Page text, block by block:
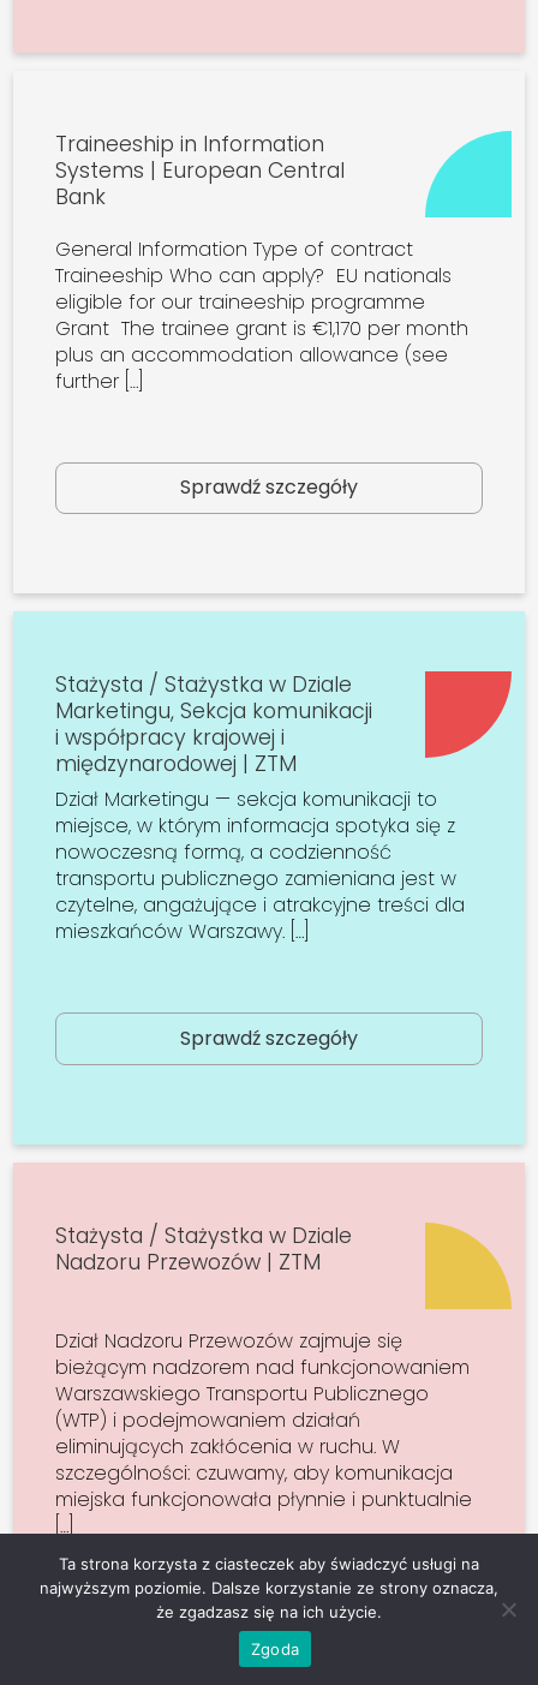
Traineeship in Information
Systems | European Central
Bank
General Information Type of contract
Traineeship Who can apply? EU nationals
eligible for our traineeship programme
Grant The trainee grant is €1,170 per month
plus an accommodation allowance (see
further […]
Sprawdź szczegóły
Stażysta / Stażystka w Dziale
Marketingu, Sekcja komunikacji
i współpracy krajowej i
międzynarodowej | ZTM
Dział Marketingu — sekcja komunikacji to
miejsce, w którym informacja spotyka się z
nowoczesną formą, a codzienność
transportu publicznego zamieniana jest w
czytelne, angażujące i atrakcyjne treści dla
mieszkańców Warszawy. […]
Sprawdź szczegóły
Stażysta / Stażystka w Dziale
Nadzoru Przewozów | ZTM
Dział Nadzoru Przewozów zajmuje się
bieżącym nadzorem nad funkcjonowaniem
Warszawskiego Transportu Publicznego
(WTP) i podejmowaniem działań
eliminujących zakłócenia w ruchu. W
szczególności: czuwamy, aby komunikacja
miejska funkcjonowała płynnie i punktualnie
[…]
Sprawdź szczegóły
Ta strona korzysta z ciasteczek aby świadczyć usługi na
najwyższym poziomie. Dalsze korzystanie ze strony oznacza,
że zgadzasz się na ich użycie.
Zgoda